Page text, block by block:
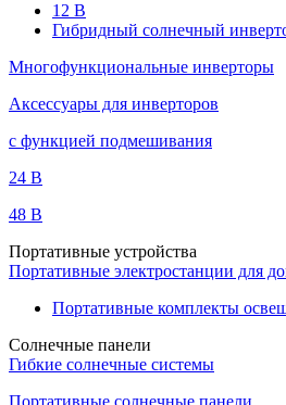
12 B
Гибридный солнечный
Многофункциональные инверторы
Аксессуары для инверторов
с функцией подмешивания
24 B
48 B
Портативные устройства
Портативные электростанции для
Портативные комплекты
Солнечные панели
Гибкие солнечные системы
Портативные солнечные панели